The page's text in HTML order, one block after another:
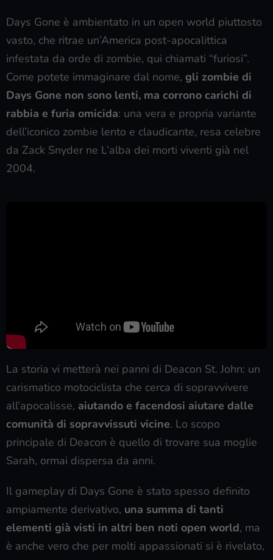
Days Gone è ambientato in un open world piuttosto
vasto, che ritrae un’America post-apocalittica
infestata da orde di zombie, qui chiamati “furiosi”.
Come potete immaginare dal nome, gli zombie di
Days Gone non sono lenti, ma corrono carichi di
rabbia e furia omicida: una vera e propria variante
dell’iconico zombie lento e claudicante, resa celebre
da Zack Snyder ne L’alba dei morti viventi già nel
2004.
La storia vi metterà nei panni di Deacon St. John: un
carismatico motociclista che cerca di sopravvivere
all’apocalisse, aiutando e facendosi aiutare dalle
comunità di sopravvissuti vicine. Lo scopo
principale di Deacon è quello di trovare sua moglie
Sarah, ormai dispersa da anni.
Il gameplay di Days Gone è stato spesso definito
ampiamente derivativo, una summa di tanti
elementi già visti in altri ben noti open world, ma
è anche vero che per molti appassionati si è rivelato,